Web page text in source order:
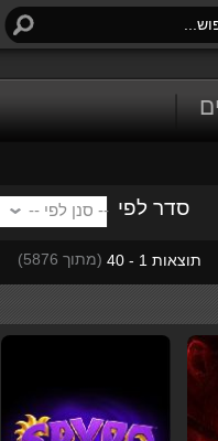
סדר לפי
תוצאות 1 - 40 (מתוך 5876)